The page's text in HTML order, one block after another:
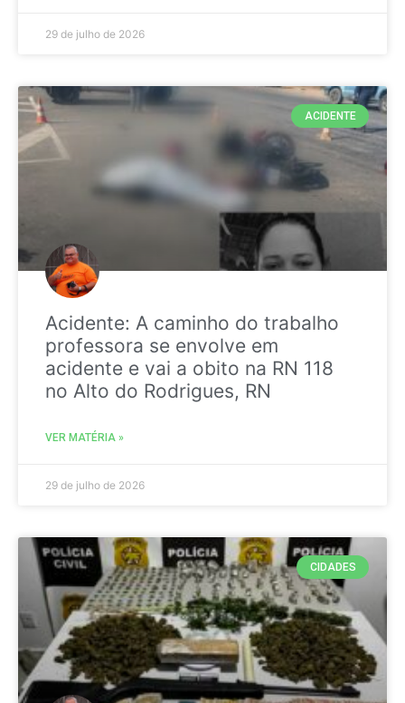
29 de julho de 2026
ACIDENTE
Acidente: A caminho do trabalho
professora se envolve em
acidente e vai a obito na RN 118
no Alto do Rodrigues, RN
VER MATÉRIA »
29 de julho de 2026
CIDADES